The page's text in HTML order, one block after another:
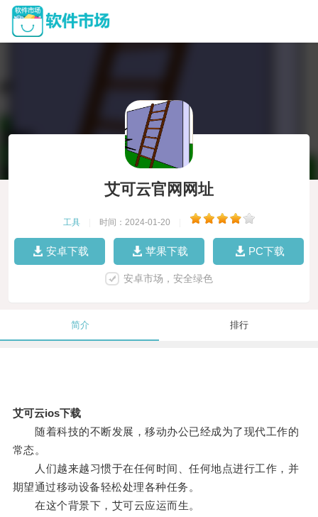
艾可云官网网址
工具 时间：2024-01-20
安卓下载 苹果下载 PC下载
安卓市场，安全绿色
简介 排行
艾可云ios下载
随着科技的不断发展，移动办公已经成为了现代工作的
常态。
人们越来越习惯于在任何时间、任何地点进行工作，并
期望通过移动设备轻松处理各种任务。
在这个背景下，艾可云应运而生。